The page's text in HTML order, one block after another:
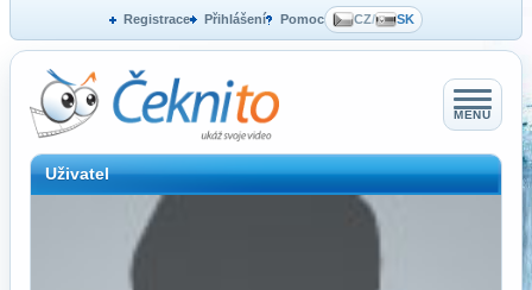
Registrace Přihlášení Pomoc CZ/ SK
MENU
Uživatel